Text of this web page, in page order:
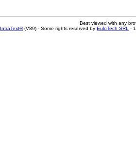
Best viewed with any
IntraText®(V89) - Some rights reserved by EuloTech SRL -